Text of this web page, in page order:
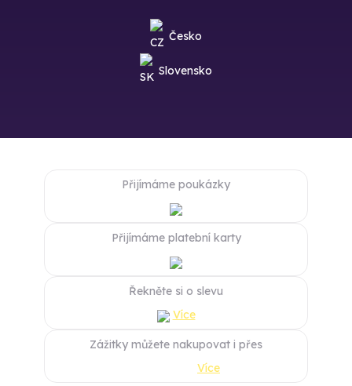
Česko
Slovensko
Přijímáme poukázky
Přijímáme platební karty
Řekněte si o slevu
Více
Zážitky můžete nakupovat i přes
Více